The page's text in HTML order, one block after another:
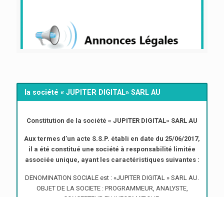
la société « JUPITER DIGITAL» SARL AU
Constitution de la société « JUPITER DIGITAL» SARL AU
Aux termes d’un acte S.S.P. établi en date du 25/06/2017,
il a été constitué une société à responsabilité limitée
associée unique, ayant les caractéristiques suivantes :
DENOMINATION SOCIALE est : «JUPITER DIGITAL » SARL AU.
OBJET DE LA SOCIETE : PROGRAMMEUR, ANALYSTE,